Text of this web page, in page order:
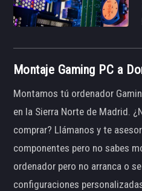
Montaje Gaming PC a
Montamos tú ordenador
en la Sierra Norte de Madrid.
comprar? Llámanos y te
componentes pero no sabes
ordenador pero no arranca o
configuraciones